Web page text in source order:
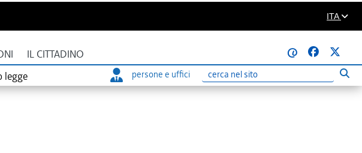
ITA
IL CITTADINO
@
legge persone e uffici
Ricerca